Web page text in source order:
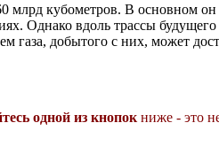
кубометров. В основном он
Однако вдоль трассы
добытого с них, может
одной из кнопок ниже - это